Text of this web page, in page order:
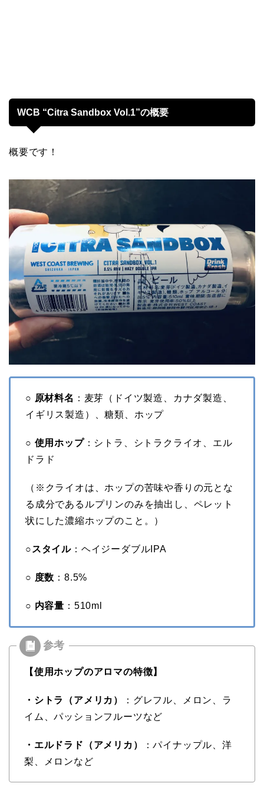
WCB “Citra Sandbox Vol.1”の概要
概要です！
○ 原材料名 ：麦芽（ドイツ製造、カナダ製造、
イギリス製造）、糖類、ホップ
○ 使用ホップ：シトラ、シトラクライオ、エル
ドラド
（※クライオは、ホップの苦味や香りの元とな
る成分であるルプリンのみを抽出し、ペレット
状にした濃縮ホップのこと。）
○スタイル ：ヘイジーダブルIPA
○ 度数 ：8.5%
○ 内容量 ：510ml
【使用ホップのアロマの特徴】
・シトラ（アメリカ）
：グレフル、メロン、ラ
イム、パッションフルーツなど
・エルドラド（アメリカ）
：パイナップル、洋
梨、メロンなど